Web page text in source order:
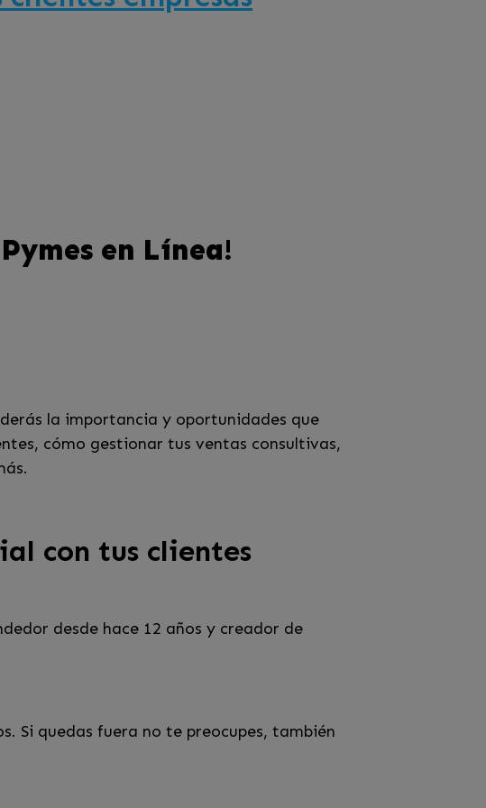
en Línea!
la importancia y oportunidades que
cómo gestionar tus ventas consultivas,
con tus clientes
desde hace 12 años y creador de
Si quedas fuera no te preocupes, también